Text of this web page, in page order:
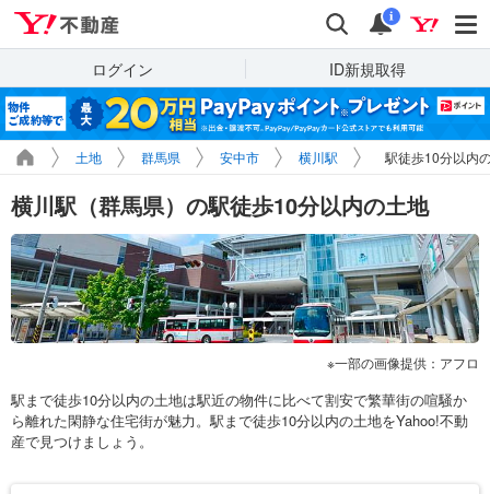
検索 通知
i
ログイン ID新規取得
土地 群馬県 安中市 横川駅 駅徒歩10分以内
横川駅（群馬県）の駅徒歩10分以内の土地
一部の画像提供：アフロ
駅まで徒歩10分以内の土地は駅近の物件に比べて割安で繁華街の喧騒か
ら離れた閑静な住宅街が魅力。駅まで徒歩10分以内の土地をYahoo!不動
産で見つけましょう。